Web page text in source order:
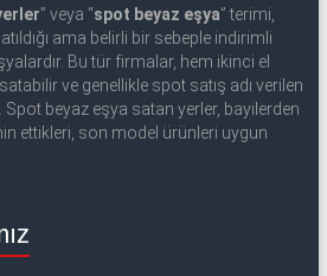
” veya “spot beyaz eşya” terimi,
ama belirli bir sebeple indirimli
Bu tür firmalar, hem ikinci el
ve genellikle spot satış adı verilen
beyaz eşya satan yerler, bayilerden
ettikleri, son model ürünleri uygun